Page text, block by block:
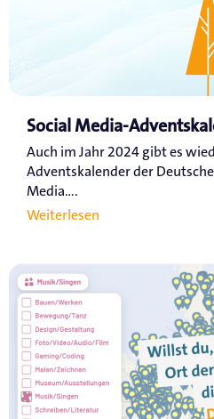
Social Media-
Auch im Jahr 2024 gibt es
Adventskalender der
Media....
Weiterlesen